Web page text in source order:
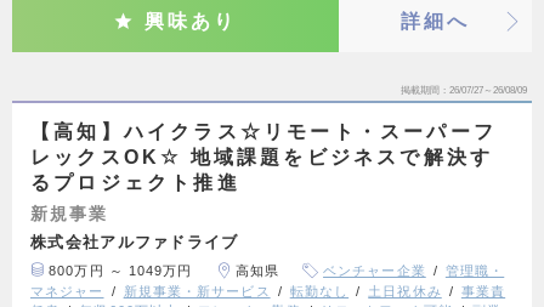
興味あり 詳細へ
掲載期間 26/07/27～26/08/09
【高知】ハイクラス☆リモート・スーパーフ
レックスOK☆ 地域課題をビジネスで解決す
るプロジェクト推進
新規事業
株式会社アルファドライブ
800万円 ～ 1049万円 高知県 ベンチャー企業
管理職・
マネジャー
新規事業・新サービス 転勤なし 土日祝休み
事業責